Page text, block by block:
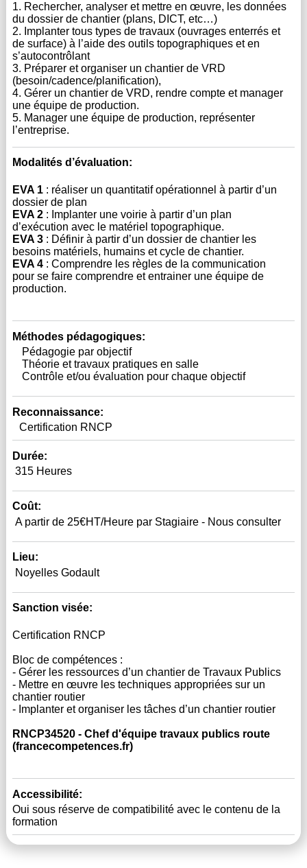
1. Rechercher, analyser et mettre en œuvre, les données
du dossier de chantier (plans, DICT, etc…)
2. Implanter tous types de travaux (ouvrages enterrés et
de surface) à l’aide des outils topographiques et en
s’autocontrôlant
3. Préparer et organiser un chantier de VRD
(besoin/cadence/planification),
4. Gérer un chantier de VRD, rendre compte et manager
une équipe de production.
5. Manager une équipe de production, représenter
l’entreprise.
Modalités d’évaluation:
EVA 1 : réaliser un quantitatif opérationnel à partir d’un
dossier de plan
EVA 2 : Implanter une voirie à partir d’un plan
d’exécution avec le matériel topographique.
EVA 3 : Définir à partir d’un dossier de chantier les
besoins matériels, humains et cycle de chantier.
EVA 4 : Comprendre les règles de la communication
pour se faire comprendre et entrainer une équipe de
production.
Méthodes pédagogiques:
Pédagogie par objectif
Théorie et travaux pratiques en salle
Contrôle et/ou évaluation pour chaque objectif
Reconnaissance:
Certification RNCP
Durée:
315 Heures
Coût:
A partir de 25€HT/Heure par Stagiaire - Nous consulter
Lieu:
Noyelles Godault
Sanction visée:
Certification RNCP
Bloc de compétences :
- Gérer les ressources d’un chantier de Travaux Publics
- Mettre en œuvre les techniques appropriées sur un
chantier routier
- Implanter et organiser les tâches d’un chantier routier
RNCP34520 - Chef d'équipe travaux publics route
(francecompetences.fr)
Accessibilité:
Oui sous réserve de compatibilité avec le contenu de la
formation